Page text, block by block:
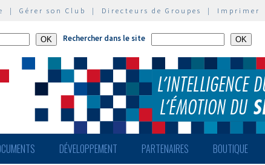
| Gérer son Club | Directeurs de Groupes | Imprimer
Rechercher dans le site
DÉVELOPPEMENT PARTENAIRES BOUTIQUE